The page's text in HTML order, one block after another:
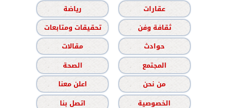
عقارات
رياضة
ثقافة وفن
تحقيقات ومتابعات
حوادث
مقالات
المجتمع
الصحة
من نحن
اعلن معنا
الخصوصية
اتصل بنا